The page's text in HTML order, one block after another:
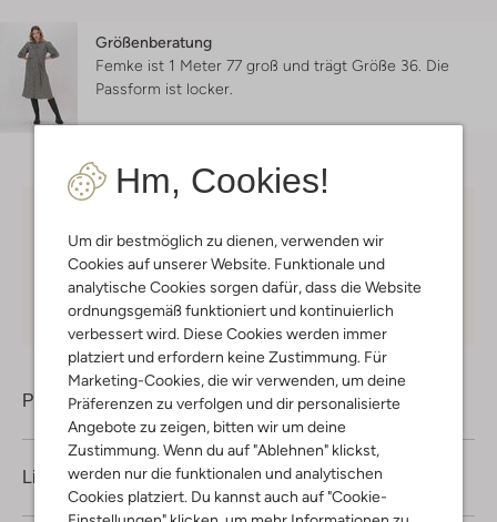
Hm, Cookies!
Um dir bestmöglich zu dienen, verwenden wir
Cookies auf unserer Website. Funktionale und
analytische Cookies sorgen dafür, dass die Website
ordnungsgemäß funktioniert und kontinuierlich
verbessert wird. Diese Cookies werden immer
platziert und erfordern keine Zustimmung. Für
Marketing-Cookies, die wir verwenden, um deine
Präferenzen zu verfolgen und dir personalisierte
Angebote zu zeigen, bitten wir um deine
Zustimmung. Wenn du auf "Ablehnen" klickst,
werden nur die funktionalen und analytischen
Cookies platziert. Du kannst auch auf "Cookie-
Größenberatung
Femke ist 1 Meter 77 groß und trägt Größe 36. Die
Passform ist locker
Mitglieder in Deutschland
Kauf auf Rechnung 30 TagenRückgaberecht
Produktinformation
Lieferung & Rückgabe